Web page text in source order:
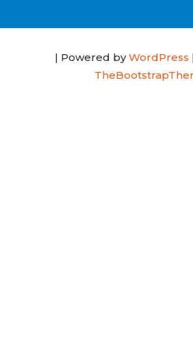
| Powered byWordPress